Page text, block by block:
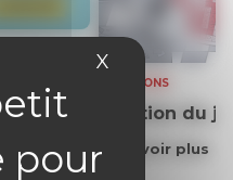
X Masquer le
SOLUTIONS
Solution du
En savoir plus